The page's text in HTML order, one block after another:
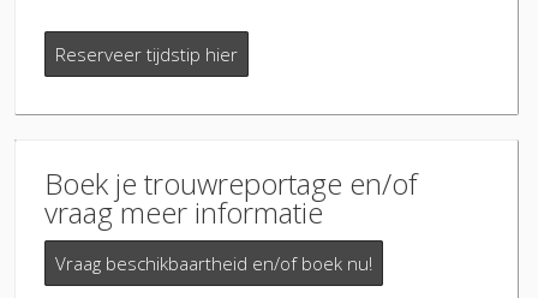
Reserveer tijdstip hier
Boek je trouwreportage en/of
vraag meer informatie
Vraag beschikbaartheid en/of boek nu!